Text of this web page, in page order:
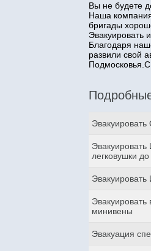
Вы не будете
Наша
бригады
Эвакуировать
Благодаря
развили свой
легковушки до
Эвакуировать
минивены
Эвакуация